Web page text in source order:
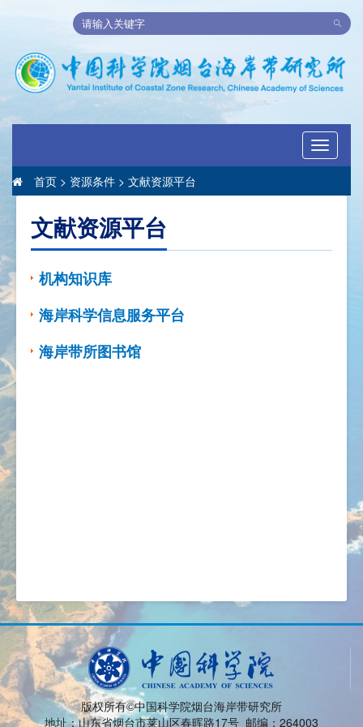
Toggle
首页 > 资源条件 > 文献资源平台
文献资源平台
机构知识库
海岸科学信息服务平台
海岸带所图书馆
版权所有©中国科学院烟台海岸带研究所
地址：山东省烟台市莱山区春晖路17号 邮编：264003